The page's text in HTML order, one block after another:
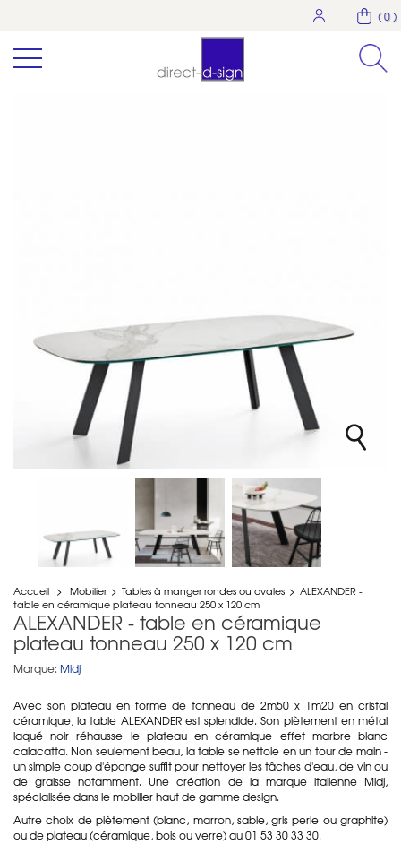
( 0 )
Accueil > Mobilier > Tables à manger rondes ou ovales > ALEXANDER -
table en céramique plateau tonneau 250 x 120 cm
ALEXANDER - table en céramique
plateau tonneau 250 x 120 cm
Marque: Midj
Avec son plateau en forme de tonneau de 2m50 x 1m20 en cristal
céramique, la table ALEXANDER est splendide. Son piètement en métal
laqué noir réhausse le plateau en céramique effet marbre blanc
calacatta. Non seulement beau, la table se nettoie en un tour de main -
un simple coup d'éponge suffit pour nettoyer les tâches d'eau, de vin ou
de graisse notamment. Une création de la marque italienne Midj,
spécialisée dans le mobilier haut de gamme design.
Autre choix de piètement (blanc, marron, sable, gris perle ou graphite)
ou de plateau (céramique, bois ou verre) au 01 53 30 33 30.